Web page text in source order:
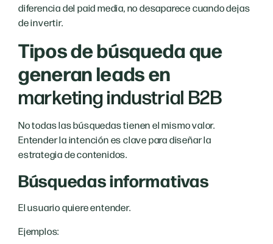
diferencia del paid media, no desaparece cuando dejas
de invertir.
Tipos de búsqueda que
generan leads en
marketing industrial B2B
No todas las búsquedas tienen el mismo valor.
Entender la intención es clave para diseñar la
estrategia de contenidos.
Búsquedas informativas
El usuario quiere entender.
Ejemplos: